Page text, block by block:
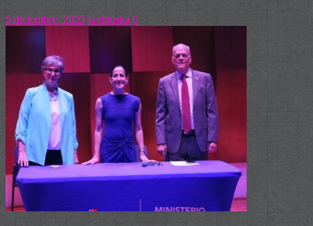
5 diciembre, 2023 kathiuska 0